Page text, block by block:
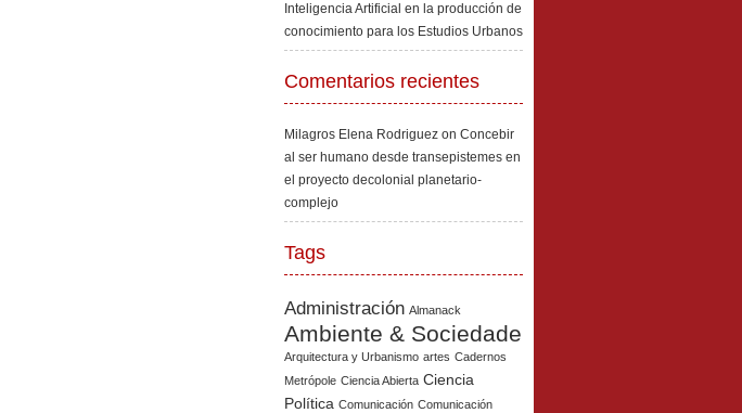
Inteligencia Artificial en la producción de
conocimiento para los Estudios Urbanos
Comentarios recientes
Milagros Elena Rodriguez on Concebir
al ser humano desde transepistemes en
el proyecto decolonial planetario-
complejo
Tags
Administración Almanack
Ambiente & Sociedade
Arquitectura y Urbanismo artes Cadernos
Metrópole Ciencia Abierta Ciencia
Política Comunicación Comunicación